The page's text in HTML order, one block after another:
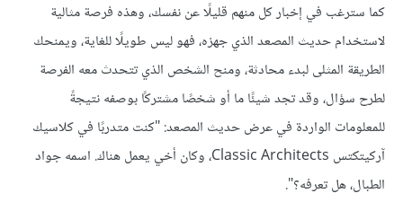
كما سترغب في إخبار كل منهم قليلًا عن نفسك، وهذه فرصة مثالية
لاستخدام حديث المصعد الذي جهزه، فهو ليس طويلًا للغاية، ويمنحك
الطريقة المثلى لبدء محادثة، ومنح الشخص الذي تتحدث معه الفرصة
لطرح سؤال، وقد تجد شيئًا ما أو شخصًا مشتركًا بوصفه نتيجةً
للمعلومات الواردة في عرض حديث المصعد: "كنت متدربًا في كلاسيك
آركيتكتس Classic Architects، وكان أخي يعمل هناك. اسمه جواد
الطبال، هل تعرفه؟".